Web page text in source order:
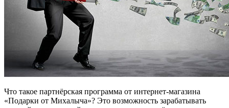
Что такое партнёрская программа от интернет-магазина
«Подарки от Михалыча»? Это возможность зарабатывать